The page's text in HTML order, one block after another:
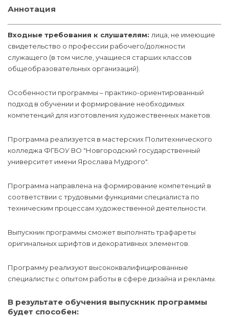
Аннотация
Входные требования к слушателям: лица, не имеющие
свидетельство о профессии рабочего/должности
служащего (в том числе, учащиеся старших классов
общеобразовательных организаций).
Особенности программы – практико-ориентированный
подход в обучении и формирование необходимых
компетенций для изготовления художественных макетов.
Программа реализуется в мастерских Политехнического
колледжа ФГБОУ ВО "Новгородский государственный
университет имени Ярослава Мудрого".
Программа направлена на формирование компетенций в
соответствии с трудовыми функциями специалиста по
техническим процессам художественной деятельности.
Выпускник программы сможет выполнять трафареты
оригинальных шрифтов и декоративных элементов.
Программу реализуют высококвалифицированные
специалисты с опытом работы в сфере дизайна и рекламы.
В результате обучения выпускник программы
будет способен: